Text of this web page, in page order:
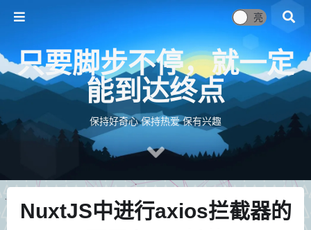
只要脚步不停，就一定
能到达终点
保持好奇心 保持热爱 保有兴趣
NuxtJS中进行axios拦截器的